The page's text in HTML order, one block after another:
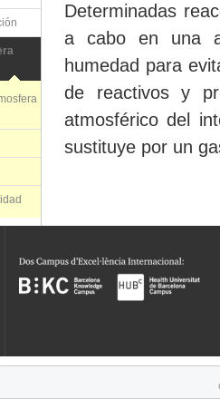
Determinadas
a caboen una
humedad para
de reactivosy
atmosférico del
sustituye por un